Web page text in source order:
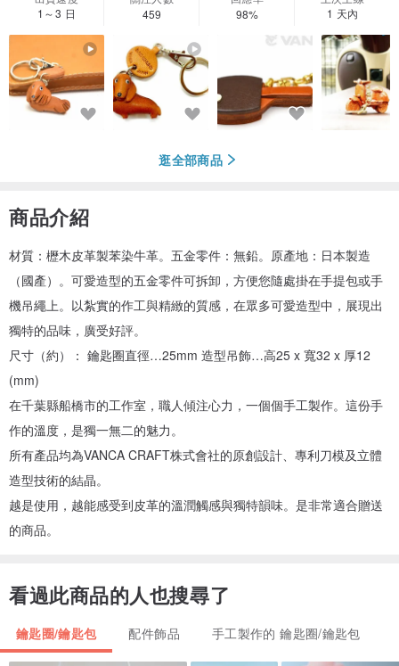
1～3 日
459
98%
1 天內
逛全部商品
商品介紹
材質：櫪木皮革製苯染牛革。五金零件：無鉛。原產地：日本製造
（國產）。可愛造型的五金零件可拆卸，方便您隨處掛在手提包或手
機吊繩上。以紮實的作工與精緻的質感，在眾多可愛造型中，展現出
獨特的品味，廣受好評。
尺寸（約）： 鑰匙圈直徑…25mm 造型吊飾…高25 x 寬32 x 厚12
(mm)
在千葉縣船橋市的工作室，職人傾注心力，一個個手工製作。這份手
作的溫度，是獨一無二的魅力。
所有產品均為VANCA CRAFT株式會社的原創設計、專利刀模及立體
造型技術的結晶。
越是使用，越能感受到皮革的溫潤觸感與獨特韻味。是非常適合贈送
的商品。
看過此商品的人也搜尋了
鑰匙圈/鑰匙包 配件飾品 手工製作的 鑰匙圈/鑰匙包